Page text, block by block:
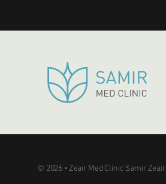
© 2026 • Zeair Med Clinic Samir Zeair